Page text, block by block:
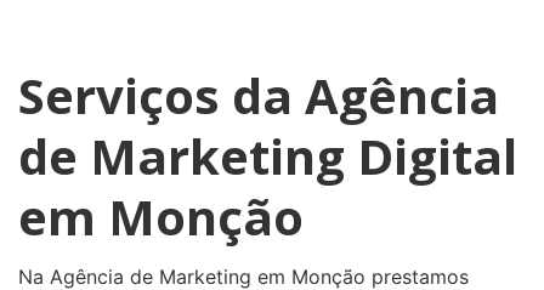
Serviços da Agência
de Marketing Digital
em Monção
Na Agência de Marketing em Monção prestamos